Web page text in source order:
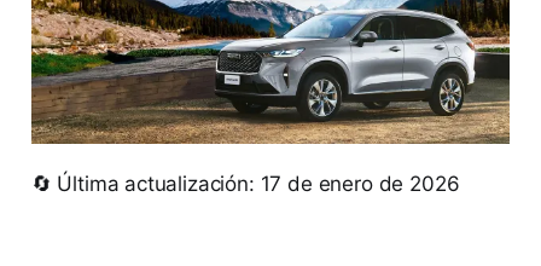
🔄 Última actualización: 17 de enero de 2026